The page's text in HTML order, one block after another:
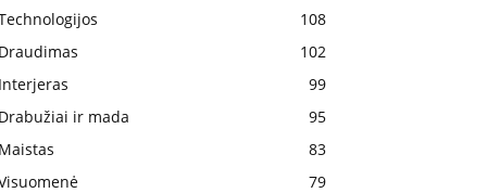
108
102
99
ir mada
95
83
79